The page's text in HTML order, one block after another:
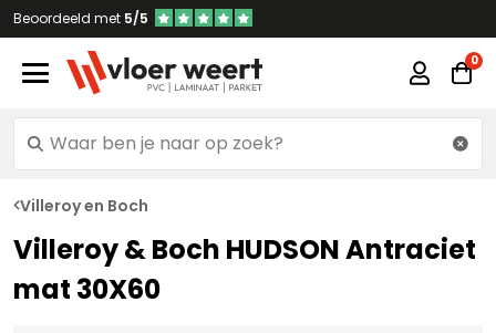
Beoordeeld met 5/5
Villeroy en Boch
Villeroy & Boch HUDSON Antraciet
mat 30X60